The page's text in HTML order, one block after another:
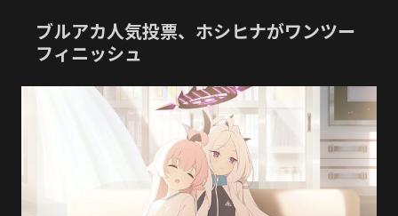
ブルアカ人気投票、ホシヒナがワンツー
フィニッシュ